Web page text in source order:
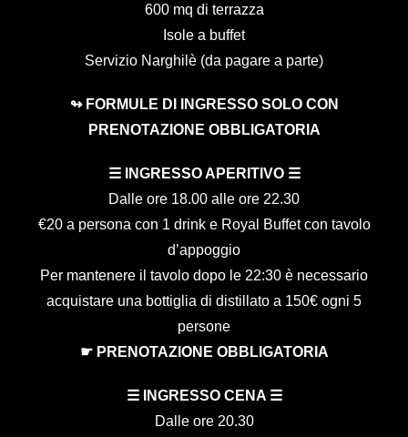
600 mq di terrazza
Isole a buffet
Servizio Narghilè (da pagare a parte)
↬ FORMULE DI INGRESSO SOLO CON
PRENOTAZIONE OBBLIGATORIA
☰ INGRESSO APERITIVO ☰
Dalle ore 18.00 alle ore 22.30
€20 a persona con 1 drink e Royal Buffet con tavolo
d’appoggio
Per mantenere il tavolo dopo le 22:30 è necessario
acquistare una bottiglia di distillato a 150€ ogni 5
persone
☛ PRENOTAZIONE OBBLIGATORIA
☰ INGRESSO CENA ☰
Dalle ore 20.30